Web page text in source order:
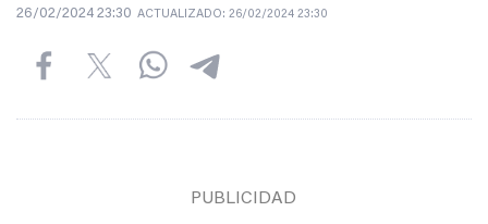
26/02/2024 23:30 ACTUALIZADO: 26/02/2024 23:30